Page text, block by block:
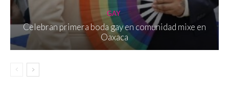
GAY
Celebran primera boda gay en comunidad mixe en
Oaxaca